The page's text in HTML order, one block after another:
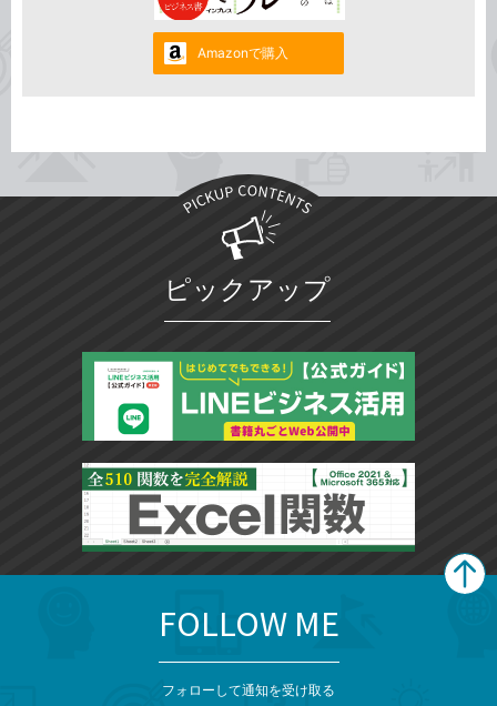
Amazonで購入
ピックアップ
FOLLOW ME
フォローして通知を受け取る